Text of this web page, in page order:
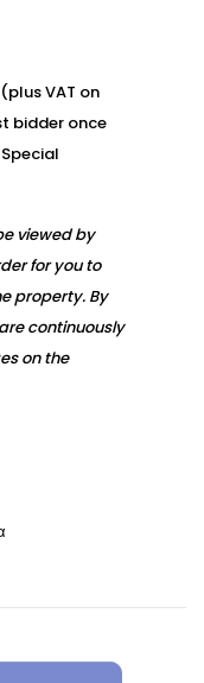
VAT on
bidder once
viewed by
for you to
property. By
continuously
on the